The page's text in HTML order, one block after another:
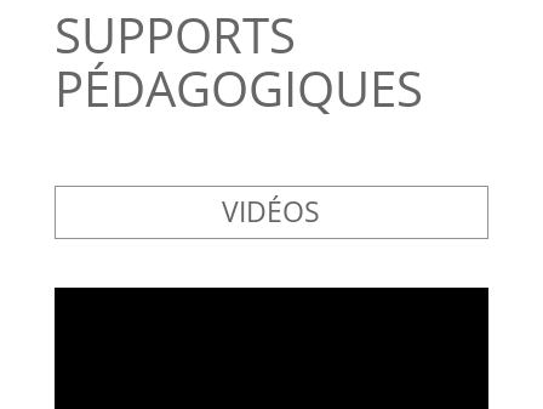
SUPPORTS
PÉDAGOGIQUES
VIDÉOS